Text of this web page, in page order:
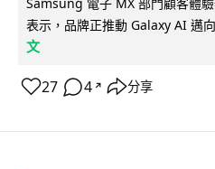
表示，品牌正推動 Galaxy AI 邁
文
27 4 ↗ 分享